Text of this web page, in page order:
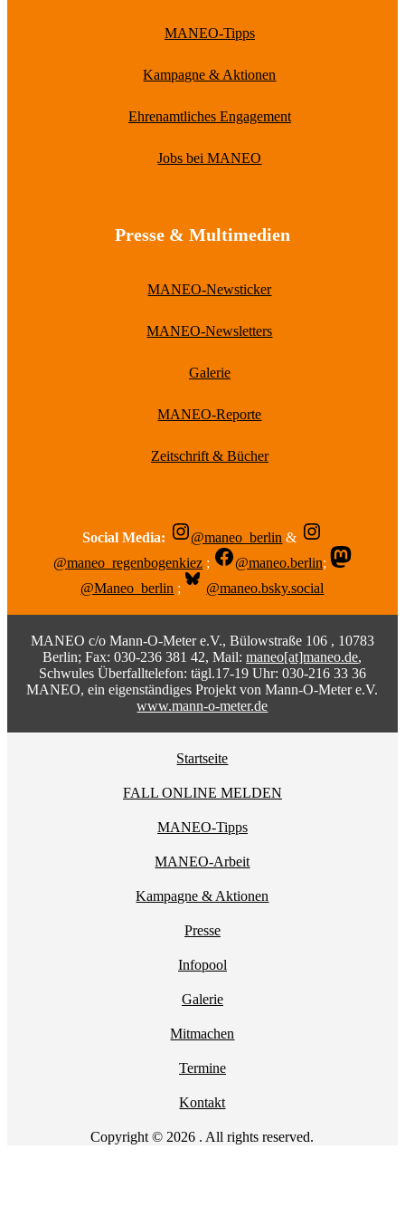
MANEO-Tipps
Kampagne & Aktionen
Ehrenamtliches Engagement
Jobs bei MANEO
Presse & Multimedien
MANEO-Newsticker
MANEO-Newsletters
Galerie
MANEO-Reporte
Zeitschrift & Bücher
Social Media: @maneo_berlin &
@maneo_regenbogenkiez ; @maneo.berlin;
@Maneo_berlin ; @maneo.bsky.social
MANEO c/o Mann-O-Meter e.V., Bülowstraße 106 , 10783
Berlin; Fax: 030-236 381 42, Mail:maneo[at]maneo.de,
Schwules Überfalltelefon: tägl.17-19 Uhr: 030-216 33 36
MANEO, ein eigenständiges Projekt von Mann-O-Meter e.V.
www.mann-o-meter.de
Startseite
FALL ONLINE MELDEN
MANEO-Tipps
MANEO-Arbeit
Kampagne & Aktionen
Presse
Infopool
Galerie
Mitmachen
Termine
Kontakt
Copyright © 2026 . All rights reserved.